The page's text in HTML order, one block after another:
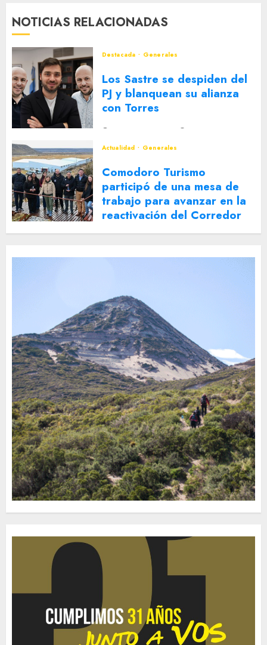
NOTICIAS RELACIONADAS
Destacada Generales
Los Sastre se despiden del
PJ y blanquean su alianza
con Torres
Actualidad
Generales
Comodoro Turismo
participó de una mesa de
trabajo para avanzar en la
reactivación del Corredor
Turístico Integrado